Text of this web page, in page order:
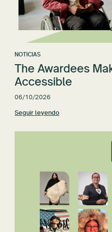
NOTICIAS
The Awardees
Accessible
06/10/2026
Seguir leyendo